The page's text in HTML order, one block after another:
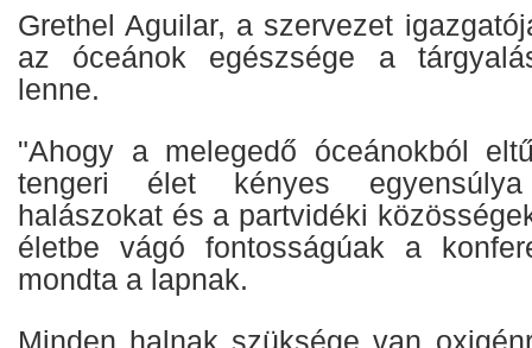
Grethel Aguilar, a szervezet
az óceánok egészsége a
lenne.
"Ahogy a melegedő óceánokból
tengeri élet kényes
halászokat és a partvidéki
életbe vágó fontosságúak a
mondta a lapnak.
Minden halnak szüksége van